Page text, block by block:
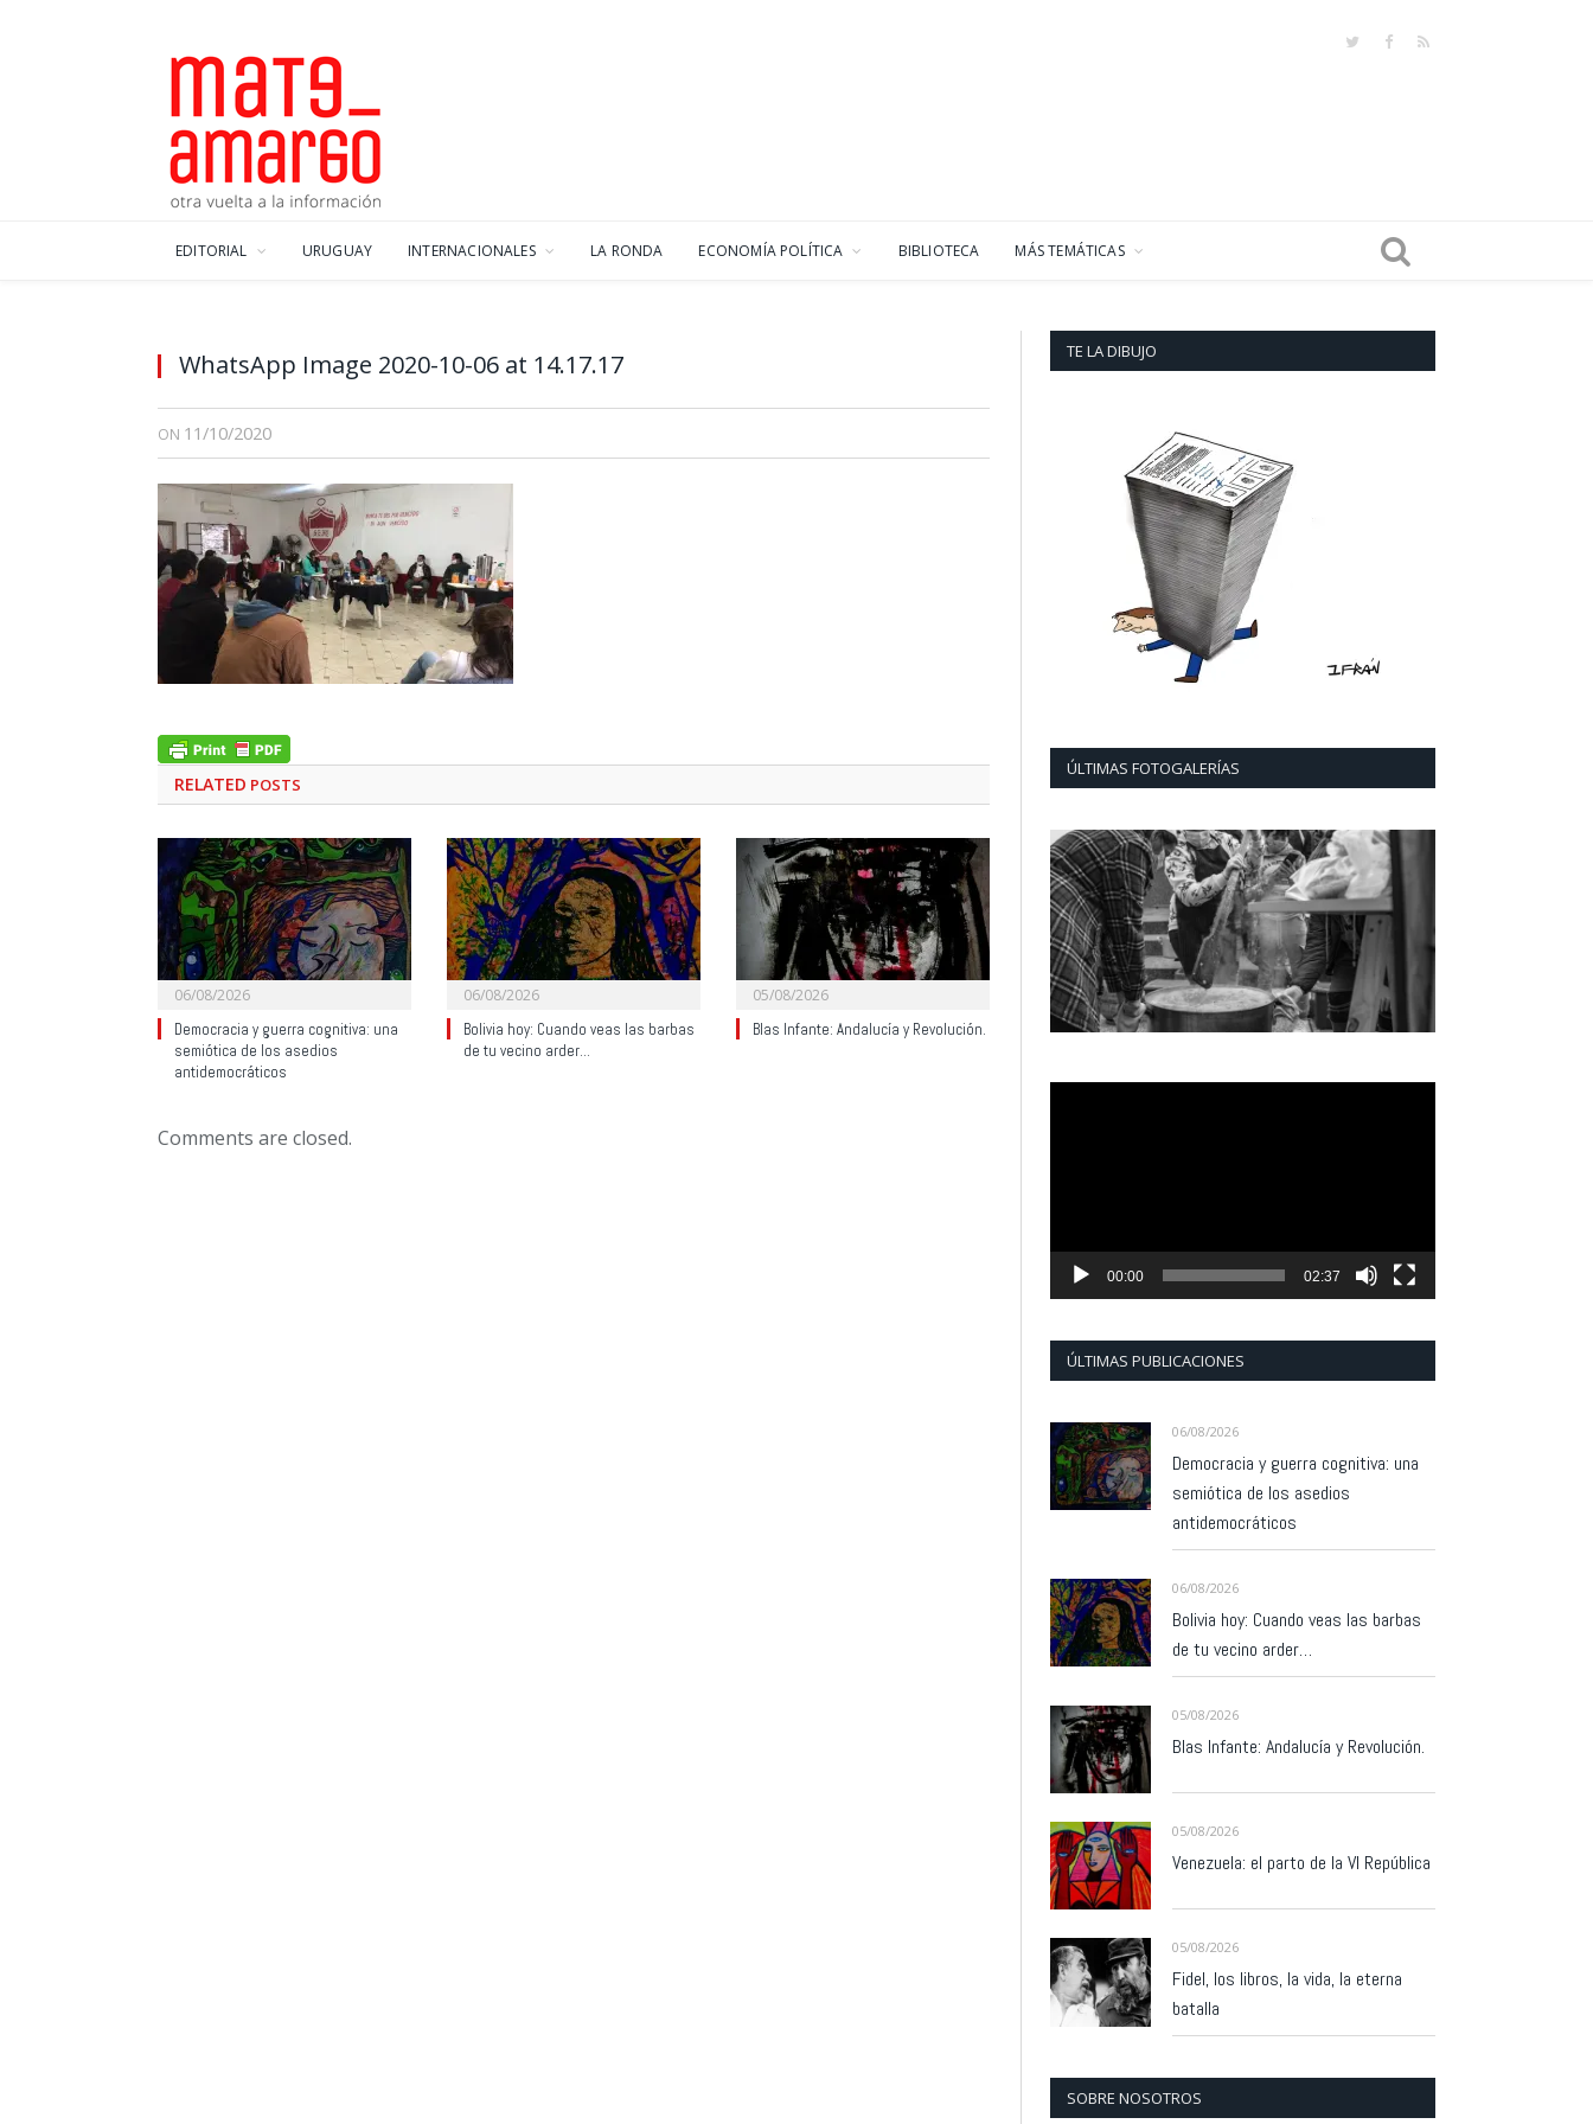
TwitterFacebook
RSS
EDITORIAL URUGUAY INTERNACIONALES LA RONDA ECONOMÍA POLÍTICA BIBLIOTECA MÁS TEMÁTICAS
WhatsApp Image 2020-10-06 at 14.17.17
ON 11/10/2020
RELATED POSTS
06/08/2026
Democracia y guerra cognitiva: una
semiótica de los asedios
antidemocráticos
06/08/2026
Bolivia hoy: Cuando veas las barbas
de tu vecino arder…
05/08/2026
Blas Infante: Andalucía y Revolución.
Comments are closed.
TE LA DIBUJO
ÚLTIMAS FOTOGALERÍAS
00:00 02:37
ÚLTIMAS PUBLICACIONES
06/08/2026
Democracia y guerra cognitiva: una
semiótica de los asedios
antidemocráticos
06/08/2026
Bolivia hoy: Cuando veas las barbas
de tu vecino arder…
05/08/2026
Blas Infante: Andalucía y Revolución.
05/08/2026
Venezuela: el parto de la VI República
05/08/2026
Fidel, los libros, la vida, la eterna
batalla
SOBRE NOSOTROS